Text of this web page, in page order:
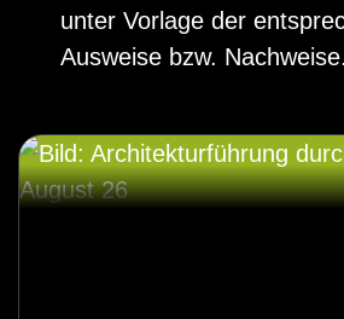
unter Vorlage der
Ausweise bzw. Nachweise.